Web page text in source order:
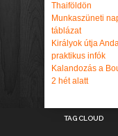
Thaiföldön
Munkaszüneti
táblázat
Királyok útja
praktikus infók
Kalandozás a
2 hét alatt
TAG CLOUD